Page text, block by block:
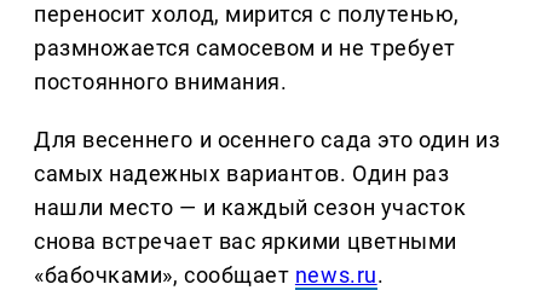
переносит холод, мирится с полутенью,
размножается самосевом и не требует
постоянного внимания.
Для весеннего и осеннего сада это один из
самых надежных вариантов. Один раз
нашли место — и каждый сезон участок
снова встречает вас яркими цветными
«бабочками», сообщает news.ru.